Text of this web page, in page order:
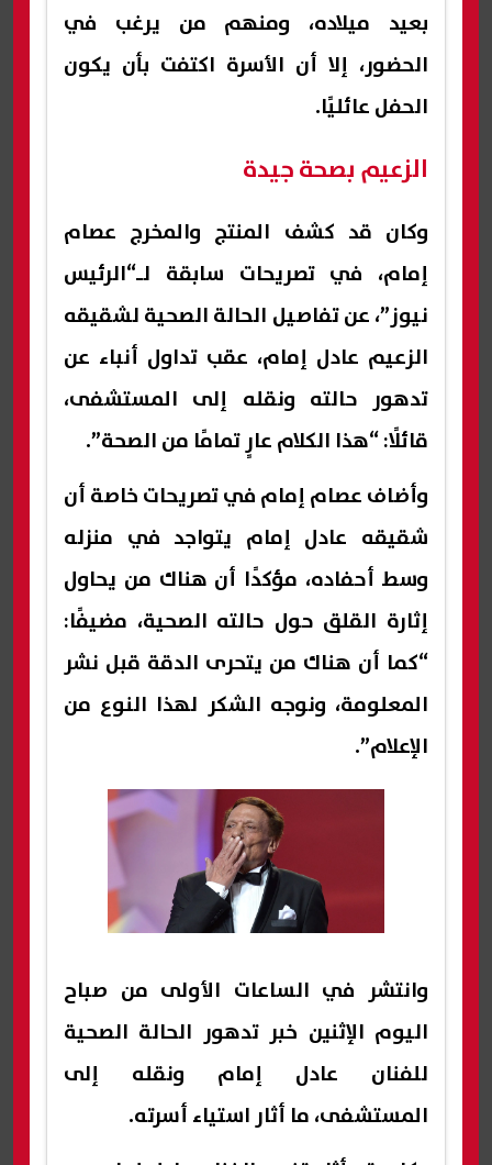
بعيد ميلاده، ومنهم من يرغب في
الحضور، إلا أن الأسرة اكتفت بأن يكون
الحفل عائليًا.
الزعيم بصحة جيدة
وكان قد كشف المنتج والمخرج عصام
إمام، في تصريحات سابقة لـ“الرئيس
نيوز”، عن تفاصيل الحالة الصحية لشقيقه
الزعيم عادل إمام، عقب تداول أنباء عن
تدهور حالته ونقله إلى المستشفى،
قائلًا: “هذا الكلام عارٍ تمامًا من الصحة”.
وأضاف عصام إمام في تصريحات خاصة أن
شقيقه عادل إمام يتواجد في منزله
وسط أحفاده، مؤكدًا أن هناك من يحاول
إثارة القلق حول حالته الصحية، مضيفًا:
“كما أن هناك من يتحرى الدقة قبل نشر
المعلومة، ونوجه الشكر لهذا النوع من
الإعلام”.
وانتشر في الساعات الأولى من صباح
اليوم الإثنين خبر تدهور الحالة الصحية
للفنان عادل إمام ونقله إلى
المستشفى، ما أثار استياء أسرته.